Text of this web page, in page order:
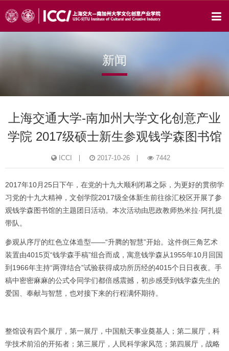
新闻
上海交通大学-南加州大学文化创意产业
学院 2017级硕士新生参观钱学森图书馆
ICCI 2017-10-26 7442
2017年10月25日下午，在党的十九大顺利闭幕之际，为更好的贯彻学
习党的十九大精神，文创学院2017级全体新生前往徐汇校区开展了参
观钱学森图书馆的主题团日活动。本次活动由思政教师热米拉·阿扎提
带队。
参观从序厅的红色立体造型——“升腾的智慧”开始。这件倒三角艺术
装置由4015页“钱学森手稿”组合而成，寓意钱学森从1955年10月回国
到1966年主持“两弹结合”试验获得成功所历经的4015个日日夜夜。手
稿中密密麻麻的公式令同学们都倍感震撼，初步感受到钱学森先生的
爱国、奉献与智慧，也对接下来的行程满怀期待。
整馆设有四个展厅，第一展厅，中国航天事业奠基人；第二展厅，科
学技术前沿的开拓者；第三展厅，人民科学家风范；第四展厅，战略